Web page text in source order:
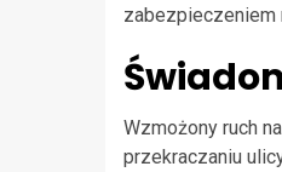
zabezpieczeniem
Wzmożony ruch
przekraczaniu